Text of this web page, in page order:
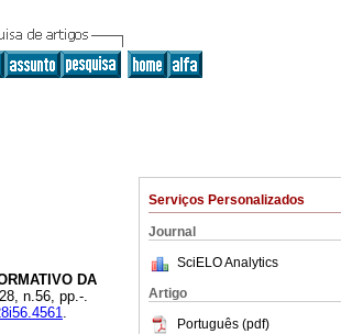
Serviços Personalizados
Journal
SciELO Analytics
Artigo
Português (pdf)
DA
n.56, pp.-.
.